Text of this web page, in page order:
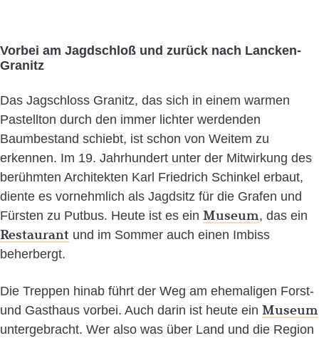
Vorbei am Jagdschloß und zurück nach Lancken-
Granitz
Das Jagschloss Granitz, das sich in einem warmen
Pastellton durch den immer lichter werdenden
Baumbestand schiebt, ist schon von Weitem zu
erkennen. Im 19. Jahrhundert unter der Mitwirkung des
berühmten Architekten Karl Friedrich Schinkel erbaut,
diente es vornehmlich als Jagdsitz für die Grafen und
Fürsten zu Putbus. Heute ist es ein Museum, das ein
Restaurant und im Sommer auch einen Imbiss
beherbergt.
Die Treppen hinab führt der Weg am ehemaligen Forst-
und Gasthaus vorbei. Auch darin ist heute ein Museum
untergebracht. Wer also was über Land und die Region